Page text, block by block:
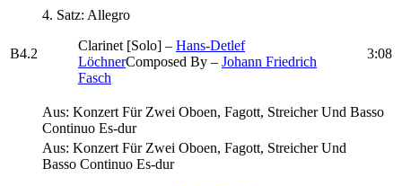
B4.2
4. Satz: Allegro
Clarinet [Solo] – Hans-Detlef
LöchnerComposed By – Johann Friedrich
Fasch
3:08
Aus: Konzert Für Zwei Oboen, Fagott, Streicher Und Basso
Continuo Es-dur
Aus: Konzert Für Zwei Oboen, Fagott, Streicher Und
Basso Continuo Es-dur